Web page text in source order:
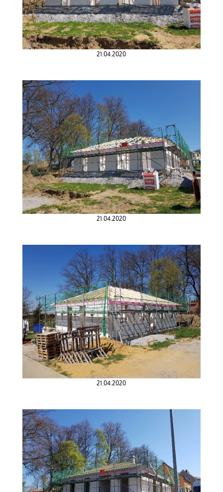
21.04.2020
21.04.2020
21.04.2020